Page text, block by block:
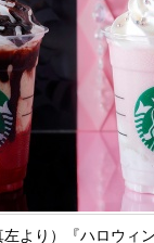
より）『ハロウィ